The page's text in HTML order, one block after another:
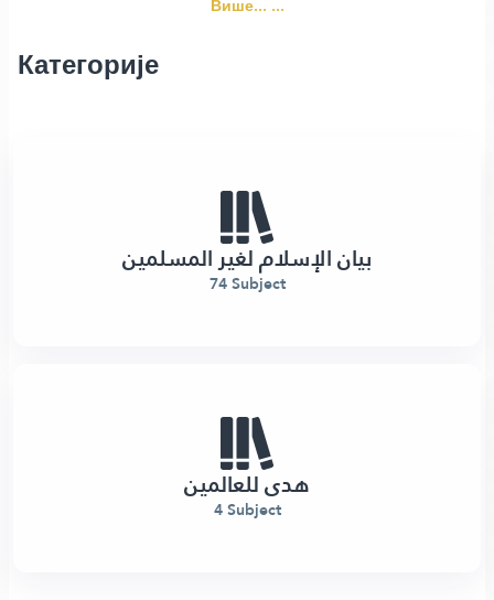
Категорије
بيان الإسلام لغير المسلمين
74 Subject
هدى للعالمين
4 Subject